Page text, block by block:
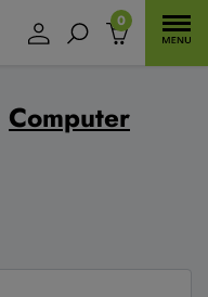
0
Computer